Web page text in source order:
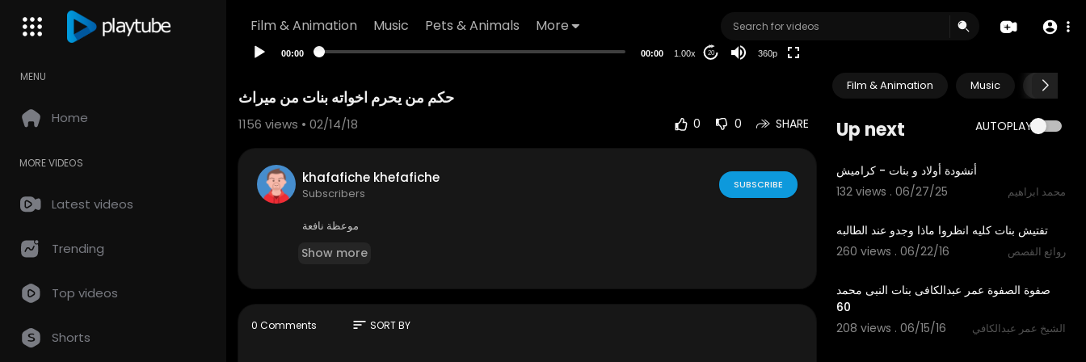
Film & Animation Music Pets & Animals More
MENU
Home
MORE VIDEOS
Latest videos
Trending
Top videos
Shorts
00:00 00:00 1.00x 20 360p
Film & Animation Music Pets &
Up next AUTOPLAY
أنشودة أولاد و بنات - كراميش
132 views . 06/27/25
محمد ابراهيم
تفتيش بنات كليه انظروا ماذا وجدو عند الطالبه
260 views . 06/22/16
روائع القصص
صفوة الصفوة عمر عبدالكافى بنات النبى محمد
60
208 views . 06/15/16
الشيخ عمر عبدالكافي
حكم من يحرم اخواته بنات من ميراث
1156 views • 02/14/18 0 0 SHARE
khafafiche khefafiche
Subscribers
SUBSCRIBE
موعظة نافعة
Show more
0 Comments sort SORT BY